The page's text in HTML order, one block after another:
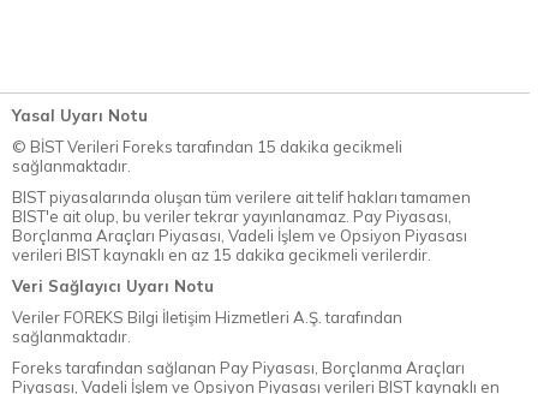
Yasal Uyarı Notu
© BİST Verileri Foreks tarafından 15 dakika gecikmeli
sağlanmaktadır.
BIST piyasalarında oluşan tüm verilere ait telif hakları tamamen
BIST'e ait olup, bu veriler tekrar yayınlanamaz. Pay Piyasası,
Borçlanma Araçları Piyasası, Vadeli İşlem ve Opsiyon Piyasası
verileri BIST kaynaklı en az 15 dakika gecikmeli verilerdir.
Veri Sağlayıcı Uyarı Notu
Veriler FOREKS Bilgi İletişim Hizmetleri A.Ş. tarafından
sağlanmaktadır.
Foreks tarafından sağlanan Pay Piyasası, Borçlanma Araçları
Piyasası, Vadeli İşlem ve Opsiyon Piyasası verileri BIST kaynaklı en